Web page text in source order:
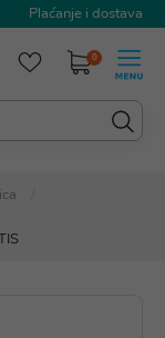
Plaćanje i dostava
0